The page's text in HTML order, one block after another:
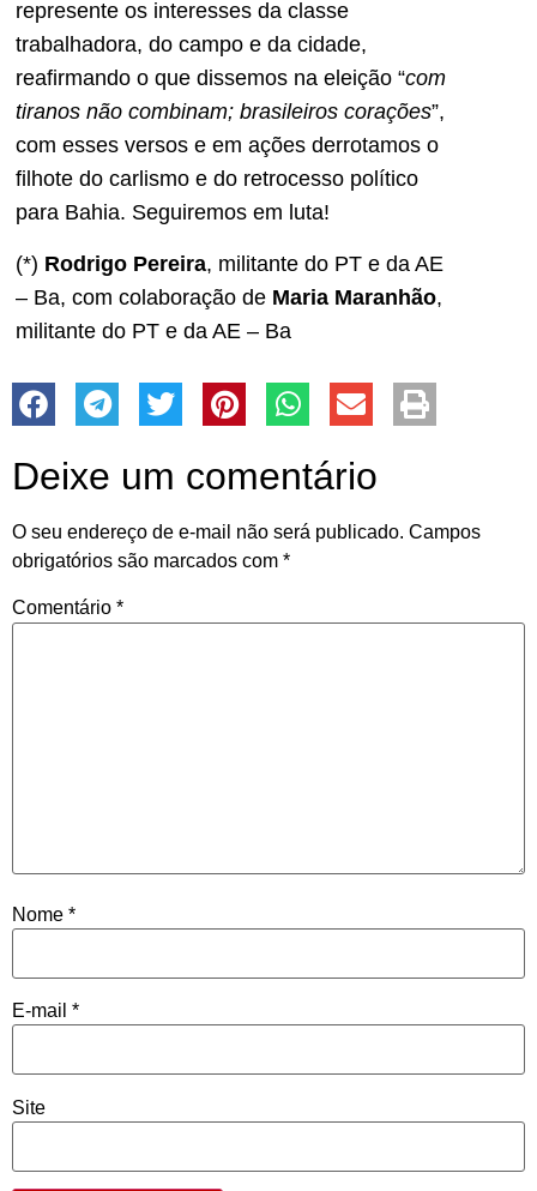
represente os interesses da classe
trabalhadora, do campo e da cidade,
reafirmando o que dissemos na eleição “com
tiranos não combinam; brasileiros corações”,
com esses versos e em ações derrotamos o
filhote do carlismo e do retrocesso político
para Bahia. Seguiremos em luta!
(*) Rodrigo Pereira, militante do PT e da AE
– Ba, com colaboração de Maria Maranhão,
militante do PT e da AE – Ba
Deixe um comentário
O seu endereço de e-mail não será publicado. Campos
obrigatórios são marcados com *
Comentário *
Nome *
E-mail *
Site